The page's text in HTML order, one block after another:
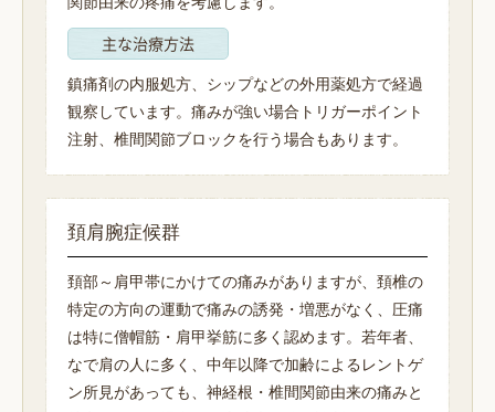
主な治療方法
鎮痛剤の内服処方、シップなどの外用薬処方で経過
観察しています。痛みが強い場合トリガーポイント
注射、椎間関節ブロックを行う場合もあります。
頚肩腕症候群
頚部～肩甲帯にかけての痛みがありますが、頚椎の
特定の方向の運動で痛みの誘発・増悪がなく、圧痛
は特に僧帽筋・肩甲挙筋に多く認めます。若年者、
なで肩の人に多く、中年以降で加齢によるレントゲ
ン所見があっても、神経根・椎間関節由来の痛みと